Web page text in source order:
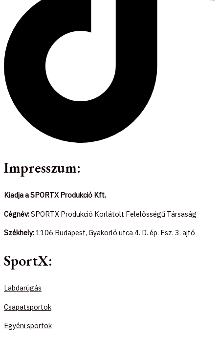
Impresszum:
Kiadja a SPORTX Produkció Kft.
Cégnév:SPORTX Produkció Korlátolt Felelősségű Társaság
Székhely:1106 Budapest, Gyakorló utca 4. D. ép. Fsz. 3. ajtó
SportX:
Labdarúgás
Csapatsportok
Egyéni sportok